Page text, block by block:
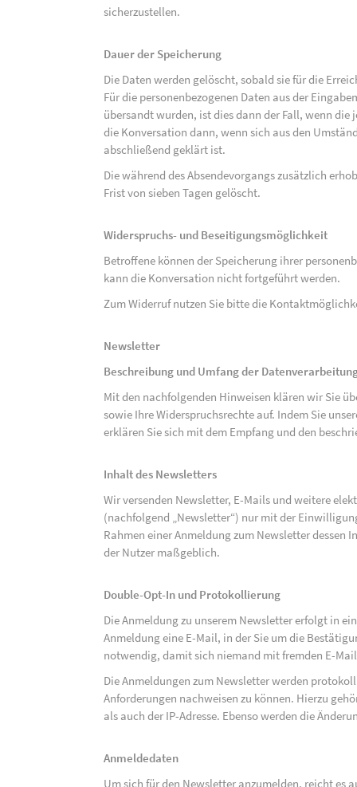
sicherzustellen.
Dauer der Speicherung
Die Daten werden gelöscht, sobald sie für die
Für die personenbezogenen Daten aus der
übersandt wurden, ist dies dann der Fall, wenn
die Konversation dann, wenn sich aus den
abschließend geklärt ist.
Die während des Absendevorgangs zusätzlich
Frist von sieben Tagen gelöscht.
Widerspruchs- und Beseitigungsmöglichkeit
Betroffene können der Speicherung ihrer
kann die Konversation nicht fortgeführt werden.
Zum Widerruf nutzen Sie bitte die
Newsletter
Beschreibung und Umfang der
Mit den nachfolgenden Hinweisen klären wir Sie
sowie Ihre Widerspruchsrechte auf. Indem Sie
erklären Sie sich mit dem Empfang und den
Inhalt des Newsletters
Wir versenden Newsletter, E-Mails und weitere
(nachfolgend „Newsletter“) nur mit der
Rahmen einer Anmeldung zum Newsletter
der Nutzer maßgeblich.
Double-Opt-In und Protokollierung
Die Anmeldung zu unserem Newsletter erfolgt in
Anmeldung eine E-Mail, in der Sie um die
notwendig, damit sich niemand mit fremden E-
Die Anmeldungen zum Newsletter werden
Anforderungen nachweisen zu können. Hierzu
als auch der IP-Adresse. Ebenso werden die
Anmeldedaten
Um sich für den Newsletter anzumelden, reicht es